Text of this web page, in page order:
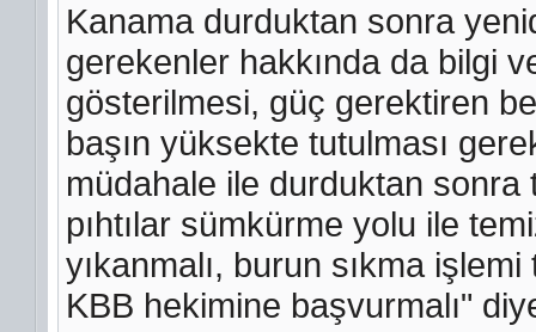
Kanama durduktan sonra
gerekenler hakkında da bilgi
gösterilmesi, güç gerektiren
başın yüksekte tutulması
müdahale ile durduktan
pıhtılar sümkürme yolu ile
yıkanmalı, burun sıkma
KBB hekimine başvurmalı"